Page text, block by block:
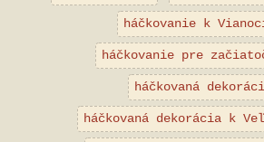
háčkovanie k
háčkovanie pre
háčkovaná
háčkovaná dekorácia k